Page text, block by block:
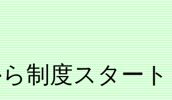
制度スタート